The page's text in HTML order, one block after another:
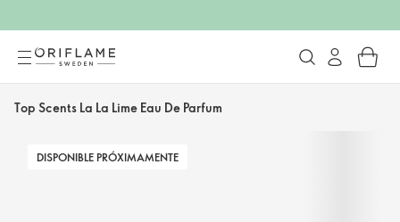
Top Scents La La Lime Eau De Parfum
DISPONIBLE PRÓXIMAMENTE